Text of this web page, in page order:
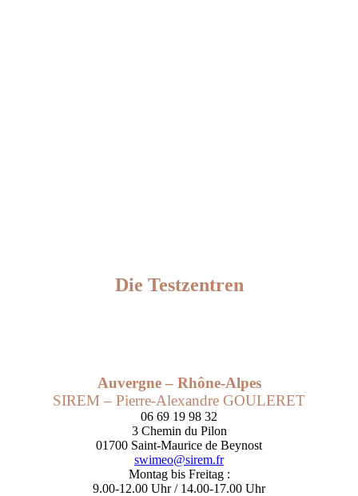
Die Testzentren
Auvergne – Rhône-Alpes
SIREM – Pierre-Alexandre GOULERET
06 69 19 98 32
3 Chemin du Pilon
01700 Saint-Maurice de Beynost
swimeo@sirem.fr
Montag bis Freitag :
9.00-12.00 Uhr / 14.00-17.00 Uhr